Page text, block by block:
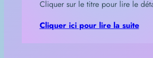
Cliquer sur le titre pour lire le
Cliquer ici pour lire la suite